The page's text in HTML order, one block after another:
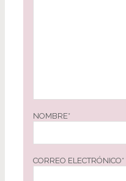
NOMBRE*
CORREO ELECTRÓNICO*